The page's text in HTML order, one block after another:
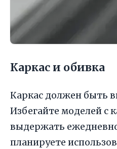
Каркас и обивка
Каркас должен быть
Избегайте моделей с
выдержать
планируете